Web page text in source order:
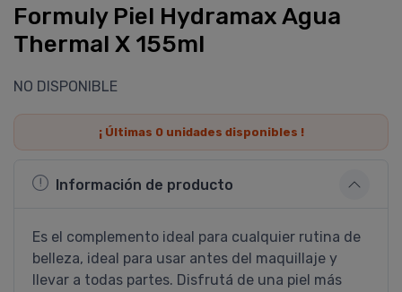
Formuly Piel Hydramax Agua
Thermal X 155ml
NO DISPONIBLE
¡ Últimas 0unidades disponibles !
Información de producto
Es el complemento ideal para cualquier rutina de
belleza, ideal para usar antes del maquillaje y
llevar a todas partes. Disfrutá de una piel más